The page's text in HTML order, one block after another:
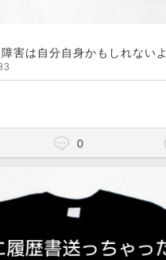
害は自分自身かもしれないよ
0